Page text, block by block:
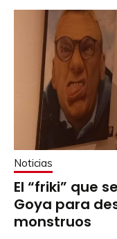
Noticias
El “friki” que
Goya para
monstruos